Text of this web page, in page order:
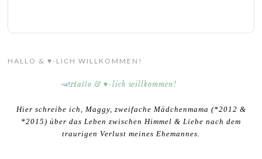
HALLO & ♥-LICH WILLKOMMEN!
Hier schreibe ich, Maggy, zweifache Mädchenmama (*2012 &
*2015) über das Leben zwischen Himmel & Liebe nach dem
traurigen Verlust meines Ehemannes.